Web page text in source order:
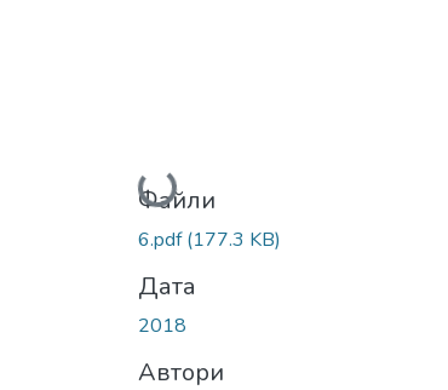
Вантажиться...
Файли
6.pdf(177.3 KB)
Дата
2018
Автори